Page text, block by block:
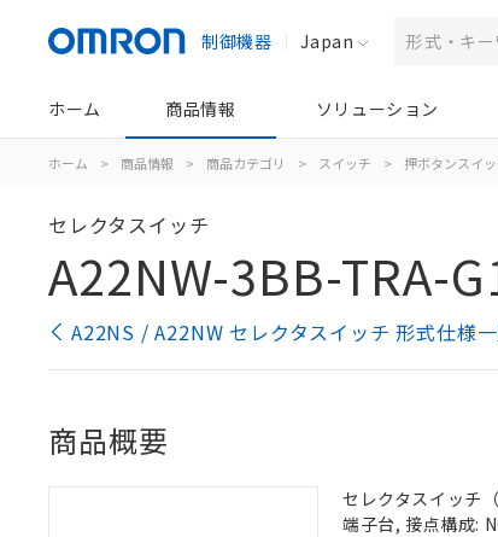
制御機器 Japan
ホーム 商品情報 ソリューション
ホーム > 商品情報 > 商品カテゴリ > スイッチ > 押ボタンスイ
セレクタスイッチ
A22NW-3BB-TRA-
A22NS / A22NW セレクタスイッチ 形式仕様
商品概要
セレクタスイッチ
端子台, 接点構成: